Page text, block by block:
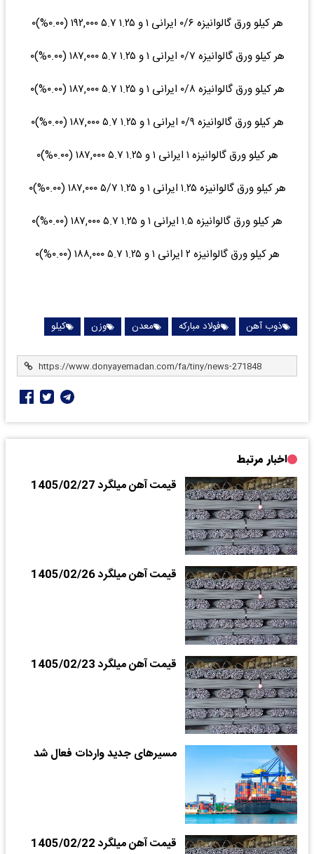
هر کیلو ورق گالوانیزه ۰/۶ ایرانی ۱ و ۱.۲۵ ۵.۷ ۱۹۲,۰۰۰ (۰.۰۰%)۰
هر کیلو ورق گالوانیزه ۰/۷ ایرانی ۱ و ۱.۲۵ ۵.۷ ۱۸۷,۰۰۰ (۰.۰۰%)۰
هر کیلو ورق گالوانیزه ۰/۸ ایرانی ۱ و ۱.۲۵ ۵.۷ ۱۸۷,۰۰۰ (۰.۰۰%)۰
هر کیلو ورق گالوانیزه ۰/۹ ایرانی ۱ و ۱.۲۵ ۵.۷ ۱۸۷,۰۰۰ (۰.۰۰%)۰
هر کیلو ورق گالوانیزه ۱ ایرانی ۱ و ۱.۲۵ ۵.۷ ۱۸۷,۰۰۰ (۰.۰۰%)۰
هر کیلو ورق گالوانیزه ۱.۲۵ ایرانی ۱ و ۱.۲۵ ۵/۷ ۱۸۷,۰۰۰ (۰.۰۰%)۰
هر کیلو ورق گالوانیزه ۱.۵ ایرانی ۱ و ۱.۲۵ ۵.۷ ۱۸۷,۰۰۰ (۰.۰۰%)۰
هر کیلو ورق گالوانیزه ۲ ایرانی ۱ و ۱.۲۵ ۵.۷ ۱۸۸,۰۰۰ (۰.۰۰%)۰
ذوب آهن فولاد مبارکه معدن وزن کیلو
اخبار مرتبط
قیمت آهن میلگرد 1405/02/27
قیمت آهن میلگرد 1405/02/26
قیمت آهن میلگرد 1405/02/23
مسیرهای جدید واردات فعال شد
قیمت آهن میلگرد 1405/02/22